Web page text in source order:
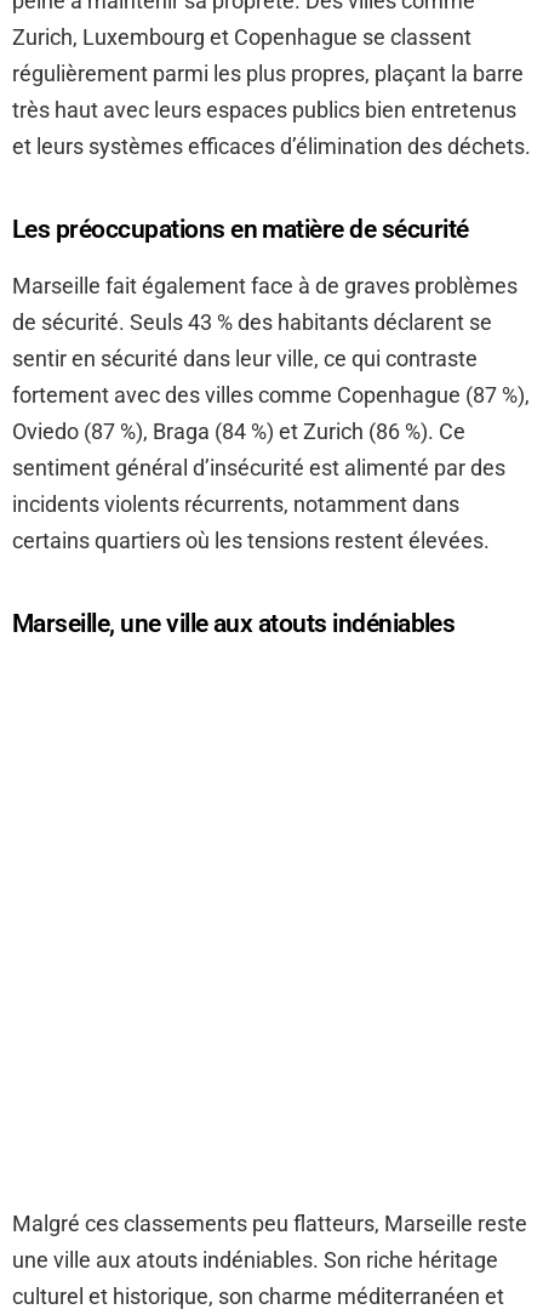
Zurich, Luxembourg et Copenhague se classent
régulièrement parmi les plus propres, plaçant la barre
très haut avec leurs espaces publics bien entretenus
et leurs systèmes efficaces d’élimination des déchets.
Les préoccupations en matière de sécurité
Marseille fait également face à de graves problèmes
de sécurité. Seuls 43 % des habitants déclarent se
sentir en sécurité dans leur ville, ce qui contraste
fortement avec des villes comme Copenhague (87 %),
Oviedo (87 %), Braga (84 %) et Zurich (86 %). Ce
sentiment général d’insécurité est alimenté par des
incidents violents récurrents, notamment dans
certains quartiers où les tensions restent élevées.
Marseille, une ville aux atouts indéniables
Malgré ces classements peu flatteurs, Marseille reste
une ville aux atouts indéniables. Son riche héritage
culturel et historique, son charme méditerranéen et